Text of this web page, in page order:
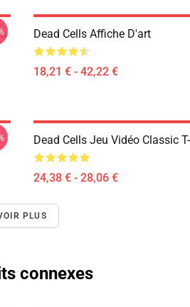
Dead Cells Affiche D'art
18,21 € - 42,22 €
Dead Cells Jeu Vidéo Classic
24,38 € - 28,06 €
PLUS
connexes